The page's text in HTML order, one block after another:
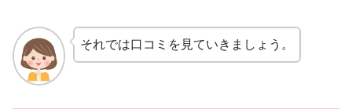
それでは口コミを見ていきましょう。